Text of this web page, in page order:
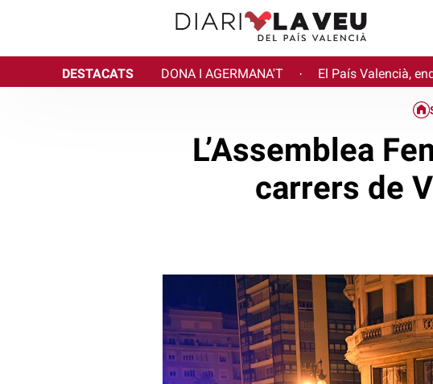
DESTACATS DONA I AGERMANA'T · El País Valencià,
L’Assemblea
carrers de